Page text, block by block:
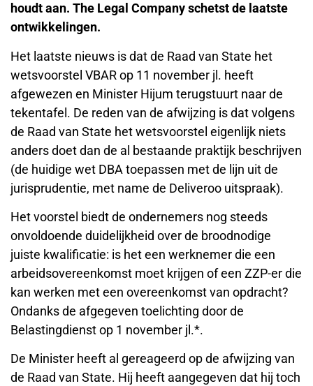
houdt aan. The Legal Company schetst de laatste
ontwikkelingen.
Het laatste nieuws is dat de Raad van State het
wetsvoorstel VBAR op 11 november jl. heeft
afgewezen en Minister Hijum terugstuurt naar de
tekentafel. De reden van de afwijzing is dat volgens
de Raad van State het wetsvoorstel eigenlijk niets
anders doet dan de al bestaande praktijk beschrijven
(de huidige wet DBA toepassen met de lijn uit de
jurisprudentie, met name de Deliveroo uitspraak).
Het voorstel biedt de ondernemers nog steeds
onvoldoende duidelijkheid over de broodnodige
juiste kwalificatie: is het een werknemer die een
arbeidsovereenkomst moet krijgen of een ZZP-er die
kan werken met een overeenkomst van opdracht?
Ondanks de afgegeven toelichting door de
Belastingdienst op 1 november jl.*.
De Minister heeft al gereageerd op de afwijzing van
de Raad van State. Hij heeft aangegeven dat hij toch